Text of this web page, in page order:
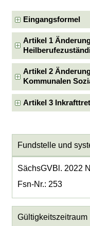
Eingangsformel
Artikel 1
Artikel 2
Kommunalen
Artikel 3
Fundstelle und
SächsGVBl. 2022
Fsn-Nr.: 253
Gültigkeitszeitraum